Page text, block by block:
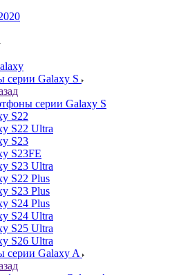
серии Galaxy S
серии Galaxy S
S22
S22 Ultra
S23
S23FE
S23 Ultra
S22 Plus
S23 Plus
S24 Plus
S24 Ultra
S25 Ultra
S26 Ultra
серии Galaxy A